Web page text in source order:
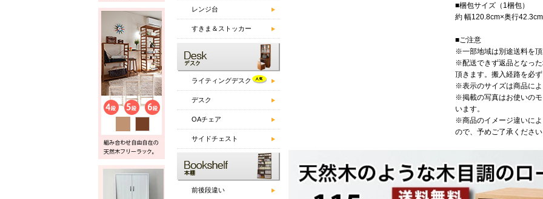
レンジ台
すきま＆ストッカー
ライティングデスク
デスク
OAチェア
サイドチェスト
前後段違い
■梱包サイズ（1梱包）
約 幅120.8cm×奥行
■ご注意
※一部地域は別途送料を
※配送できず返品となっ
頂きます。搬入経路を必
※表示のサイズは商品に
※掲載の写真はお使いの
います。
※商品のイメージ違いに
ので、予めご了承くださ